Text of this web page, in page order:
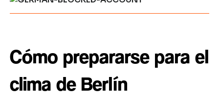
Cómo prepararse para el
clima de Berlín